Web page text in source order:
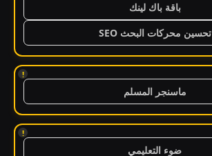
باقة باك لينك
تحسين محركات البحث SEO
!
ماسنجر المسلم
!
ضوء التعليمي